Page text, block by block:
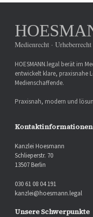
Medienrecht ·
HOESMANN.legal berät im
entwickelt klare, praxisnahe
Medienschaffende.
Praxisnah, modern und
Kontaktinformationen
Kanzlei Hoesmann
Schlieperstr. 70
13507 Berlin
030 61 08 04 191
kanzlei@hoesmann.legal
Unsere Schwerpunkte